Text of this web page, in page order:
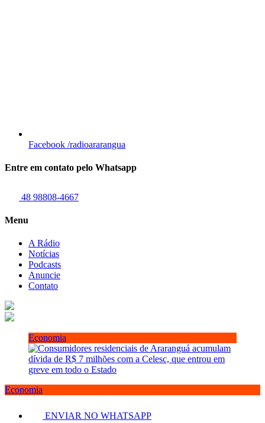
Facebook /radioararangua
Entre em contato pelo Whatsapp
48 98808-4667
Menu
A Rádio
Notícias
Podcasts
Anuncie
Contato
Economia
Economia
ENVIAR NO WHATSAPP